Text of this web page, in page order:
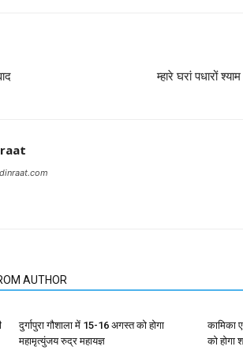
म्हारे घरां पधारों
AUTHOR
दुर्गापुरा गौशाला में 15-16 अगस्त को होगा
महामृत्युंजय रुद्र महायज्ञ
कामिका
को होगा